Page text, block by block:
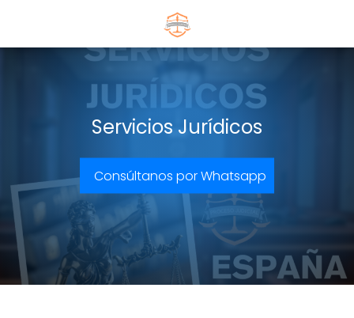
Servicios Jurídicos
Consúltanos por Whatsapp